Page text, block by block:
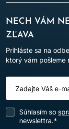
NECH VÁM
ZĽAVA
Prihláste sa na
ktorý vám pošleme
Súhlasím so
newslettra.*